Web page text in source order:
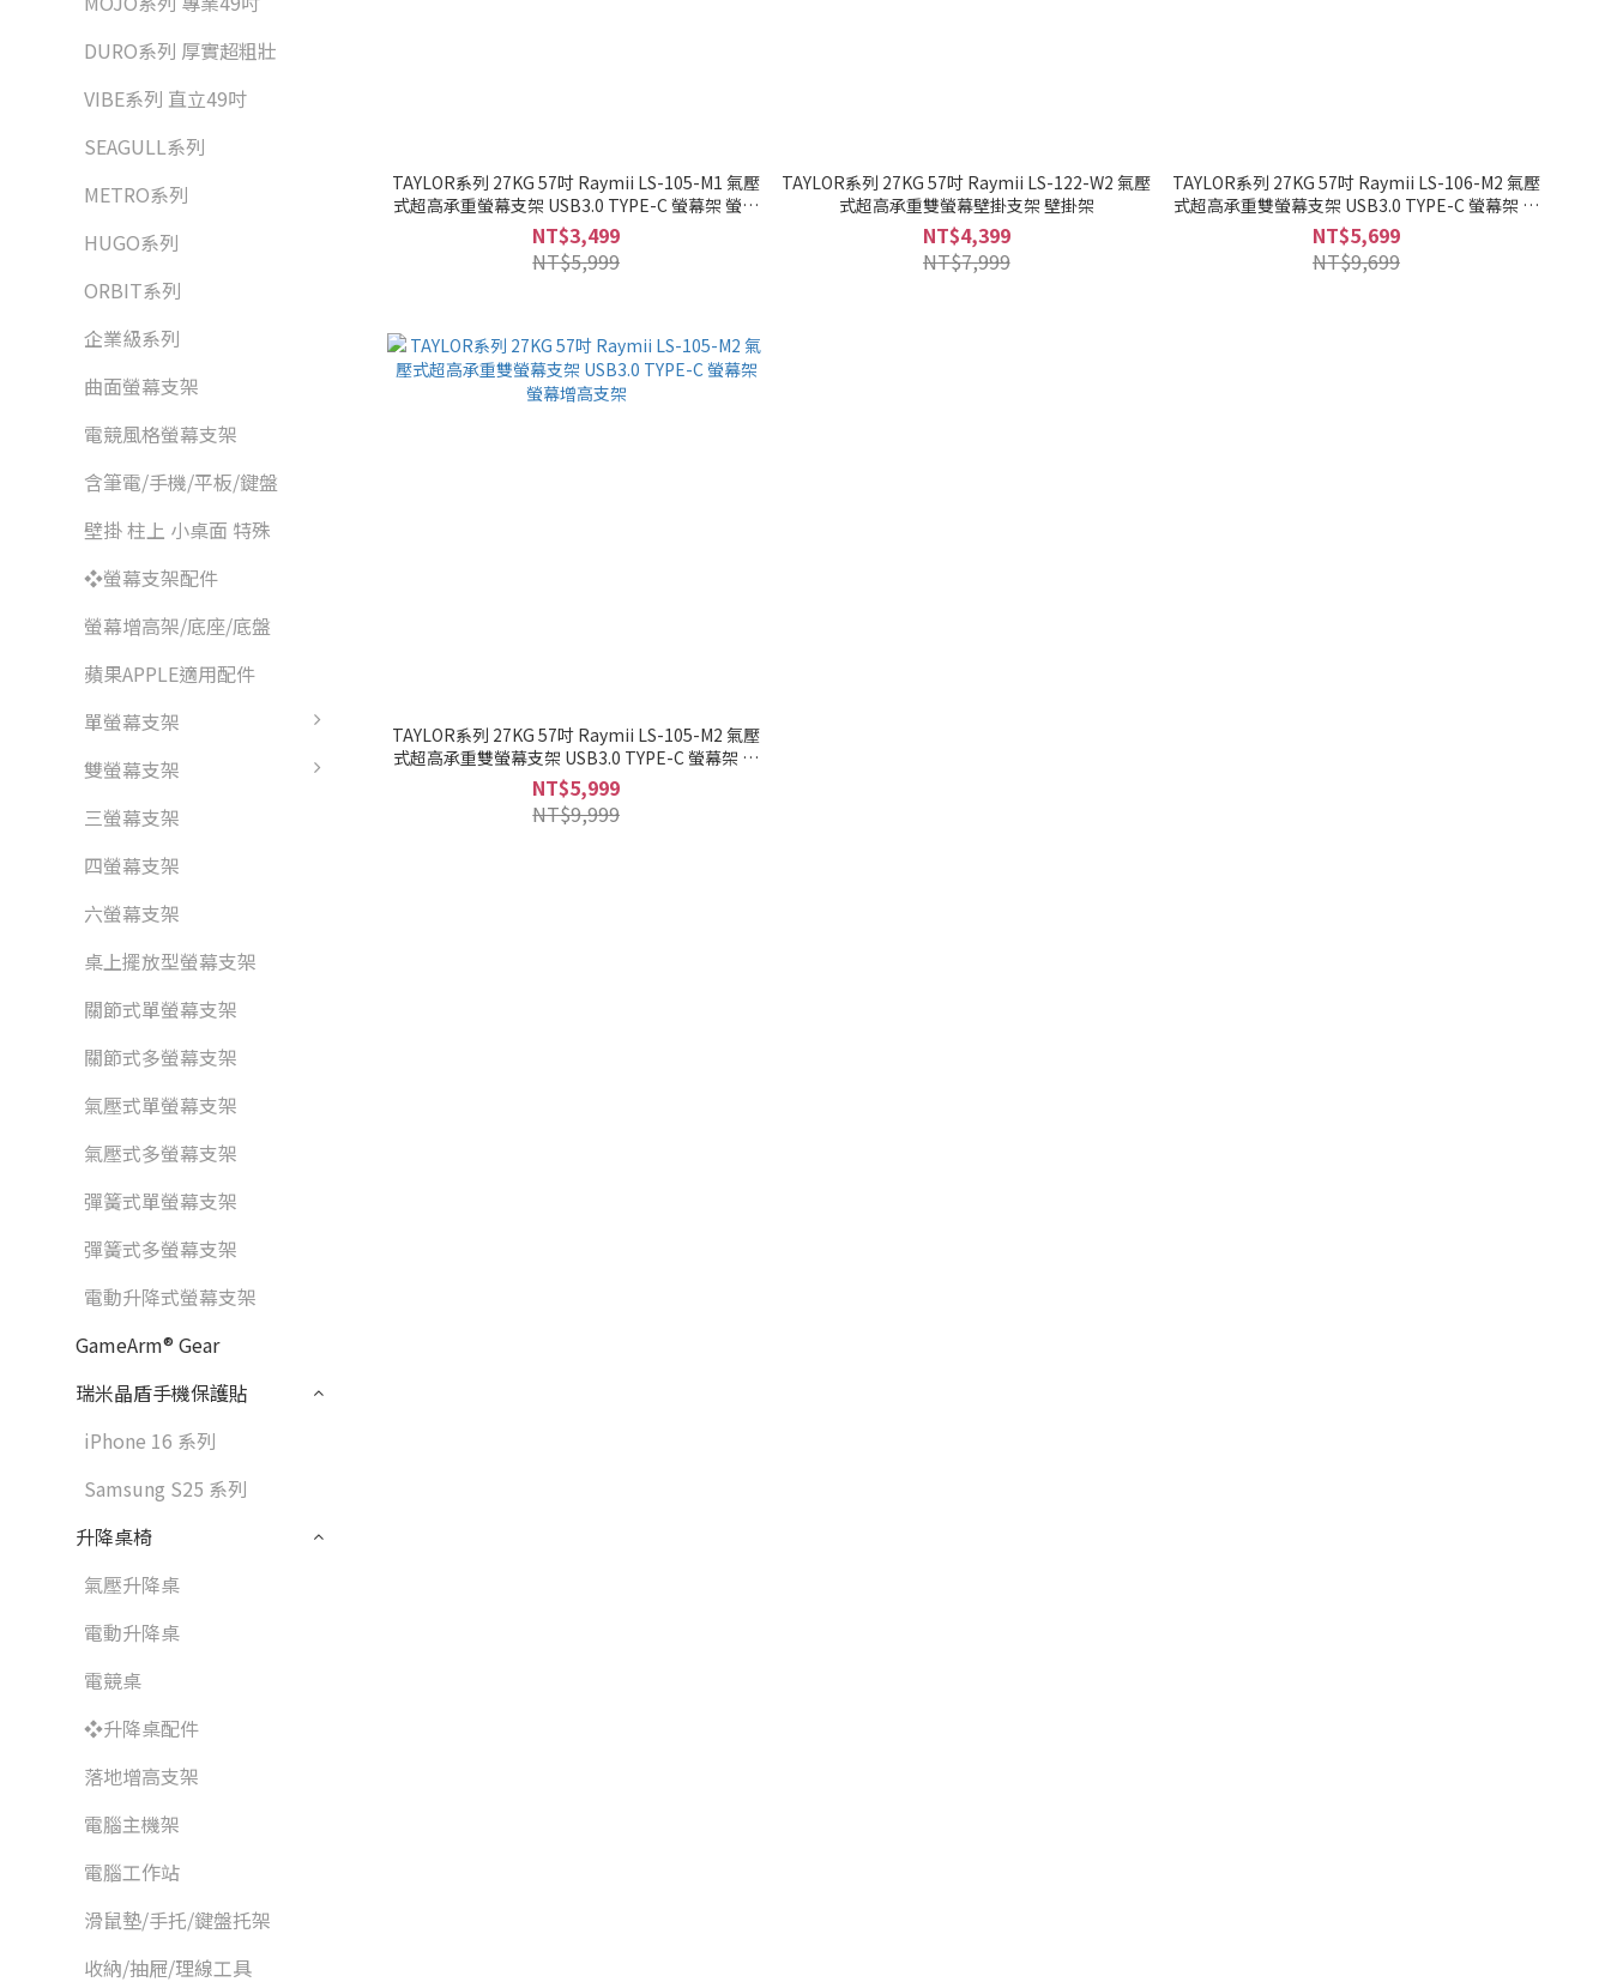
DURO系列 厚實超粗壯
VIBE系列 直立49吋
SEAGULL系列
METRO系列
HUGO系列
ORBIT系列
企業級系列
曲面螢幕支架
電競風格螢幕支架
含筆電/手機/平板/鍵盤
壁掛 柱上 小桌面 特殊
❖螢幕支架配件
螢幕增高架/底座/底盤
蘋果APPLE適用配件
單螢幕支架
雙螢幕支架
三螢幕支架
四螢幕支架
六螢幕支架
桌上擺放型螢幕支架
關節式單螢幕支架
關節式多螢幕支架
氣壓式單螢幕支架
氣壓式多螢幕支架
彈簧式單螢幕支架
彈簧式多螢幕支架
電動升降式螢幕支架
GameArm® Gear
瑞米晶盾手機保護貼
iPhone 16 系列
Samsung S25 系列
升降桌椅
氣壓升降桌
電動升降桌
電競桌
❖升降桌配件
落地增高支架
電腦主機架
電腦工作站
滑鼠墊/手托/鍵盤托架
收納/抽屜/理線工具
TAYLOR系列 27KG 57吋 Raymii LS-105-M1 氣壓
式超高承重螢幕支架 USB3.0 TYPE-C 螢幕架 螢幕
增高支架
NT$3,499
NT$5,999
TAYLOR系列 27KG 57吋 Raymii LS-122-W2 氣壓
式超高承重雙螢幕壁掛支架 壁掛架
NT$4,399
NT$7,999
TAYLOR系列 27KG 57吋 Raymii LS-106-M2 氣壓
式超高承重雙螢幕支架 USB3.0 TYPE-C 螢幕架 螢
幕增高支架
NT$5,699
NT$9,699
TAYLOR系列 27KG 57吋 Raymii LS-105-M2 氣壓
式超高承重雙螢幕支架 USB3.0 TYPE-C 螢幕架 螢
幕增高支架
NT$5,999
NT$9,999